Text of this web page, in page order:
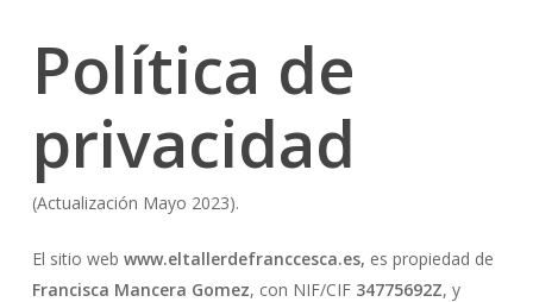
Política de
privacidad
(Actualización Mayo 2023).
El sitio web www.eltallerdefranccesca.es, es propiedad de
Francisca Mancera Gomez, con NIF/CIF 34775692Z, y